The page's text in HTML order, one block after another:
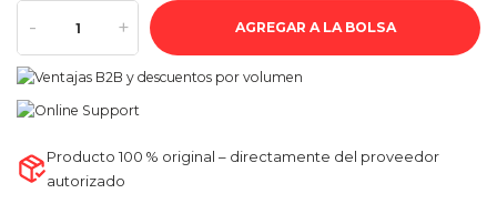
- + AGREGAR A LA BOLSA
Producto 100 % original – directamente del proveedor
autorizado